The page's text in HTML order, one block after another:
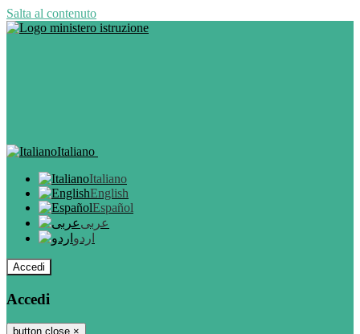
Salta al contenuto
Italiano
Italiano
English
Español
عربى
اردو
Accedi
Accedi
button close ×